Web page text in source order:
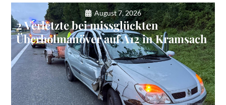
August 7, 2026
2 Verletzte bei missglückten
Überholmanöver auf A12 in Kramsach